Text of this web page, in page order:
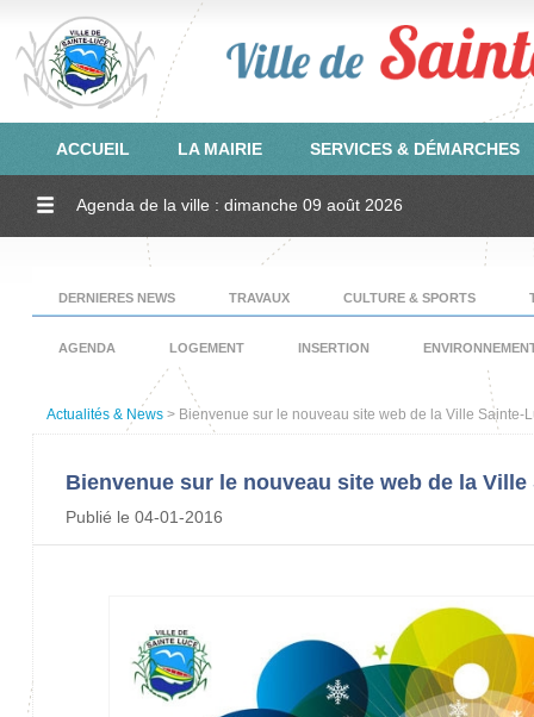
ACCUEIL LA MAIRIE SERVICES & DÉMARCHES
Agenda de la ville : dimanche 09 août 2026
DERNIERES NEWS TRAVAUX CULTURE & SPORTS
AGENDA LOGEMENT INSERTION
Actualités & News > Bienvenue sur le nouveau site web de la Ville Sainte-
Bienvenue sur le nouveau site web de la Ville
Publié le 04-01-2016